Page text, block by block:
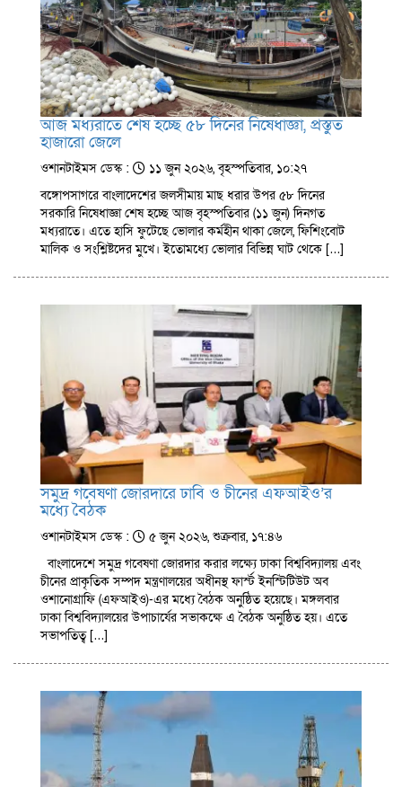
আজ মধ্যরাতে শেষ হচ্ছে ৫৮ দিনের নিষেধাজ্ঞা, প্রস্তুত
হাজারো জেলে
ওশানটাইমস ডেস্ক :
১১ জুন ২০২৬, বৃহস্পতিবার, ১০:২৭
বঙ্গোপসাগরে বাংলাদেশের জলসীমায় মাছ ধরার উপর ৫৮ দিনের
সরকারি নিষেধাজ্ঞা শেষ হচ্ছে আজ বৃহস্পতিবার (১১ জুন) দিনগত
মধ্যরাতে। এতে হাসি ফুটেছে ভোলার কর্মহীন থাকা জেলে, ফিশিংবোট
মালিক ও সংশ্লিষ্টদের মুখে। ইতোমধ্যে ভোলার বিভিন্ন ঘাট থেকে […]
সমুদ্র গবেষণা জোরদারে ঢাবি ও চীনের এফআইও’র
মধ্যে বৈঠক
ওশানটাইমস ডেস্ক :
৫ জুন ২০২৬, শুক্রবার, ১৭:৪৬
বাংলাদেশে সমুদ্র গবেষণা জোরদার করার লক্ষ্যে ঢাকা বিশ্ববিদ্যালয় এবং
চীনের প্রাকৃতিক সম্পদ মন্ত্রণালয়ের অধীনস্থ ফার্স্ট ইনস্টিটিউট অব
ওশানোগ্রাফি (এফআইও)-এর মধ্যে বৈঠক অনুষ্ঠিত হয়েছে। মঙ্গলবার
ঢাকা বিশ্ববিদ্যালয়ের উপাচার্যের সভাকক্ষে এ বৈঠক অনুষ্ঠিত হয়। এতে
সভাপতিত্ব […]